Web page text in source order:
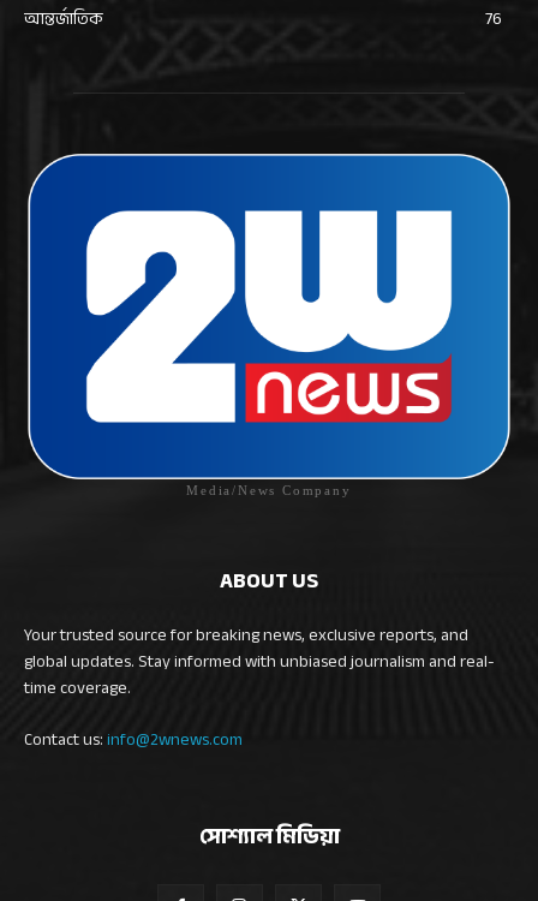
আন্তর্জাতিক
76
Media/News Company
ABOUT US
Your trusted source for breaking news, exclusive reports, and
global updates. Stay informed with unbiased journalism and real-
time coverage.
Contact us:info@2wnews.com
সোশ্যাল মিডিয়া